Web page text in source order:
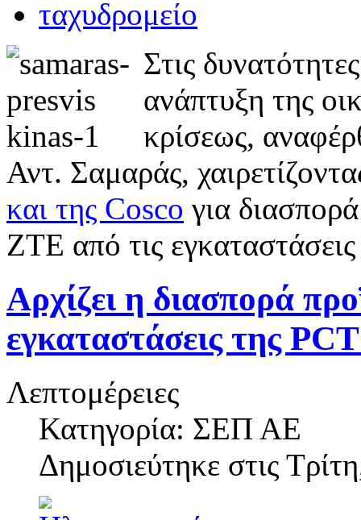
Στις
ανάπτυξη της
κρίσεως,
Αντ. Σαμαράς,
και της Cosco για
ΖΤΕ από τις
Αρχίζει η διασπορά
εγκαταστάσεις της
Λεπτομέρειες
Κατηγορία: ΣΕΠ ΑΕ
Δημοσιεύτηκε στις